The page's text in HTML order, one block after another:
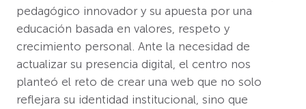
pedagógico innovador y su apuesta por una
educación basada en valores, respeto y
crecimiento personal. Ante la necesidad de
actualizar su presencia digital, el centro nos
planteó el reto de crear una web que no solo
reflejara su identidad institucional, sino que